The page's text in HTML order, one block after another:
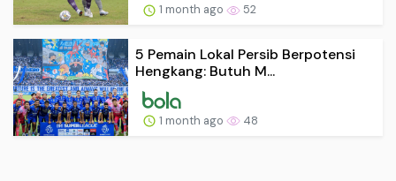
1 month ago 52
5 Pemain Lokal Persib Berpotensi
Hengkang: Butuh M...
1 month ago 48